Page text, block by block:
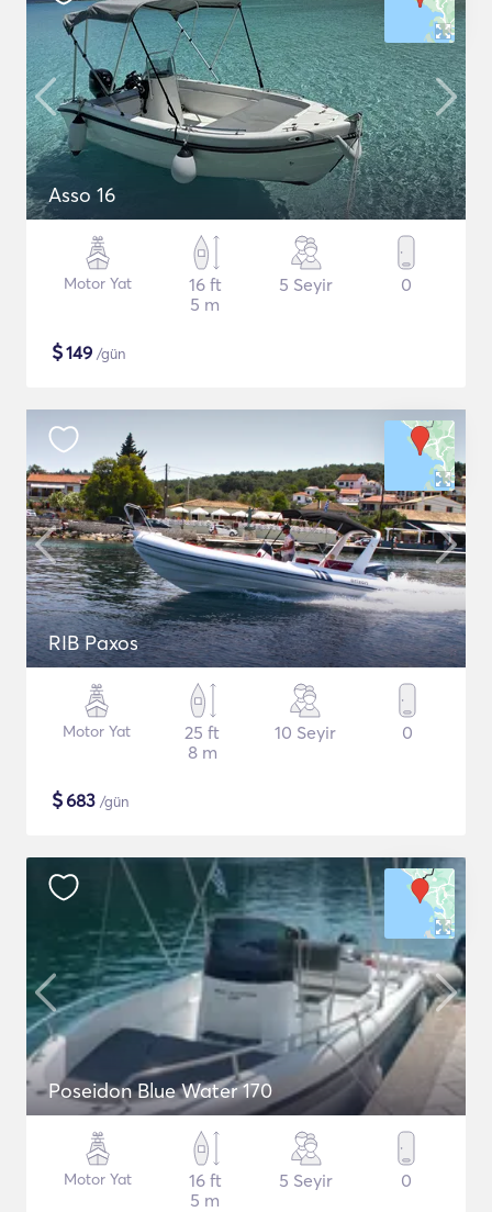
Asso 16
Motor Yat
16 ft
5 m
5 Seyir 0
$149 /gün
RIB Paxos
Motor Yat
25 ft
8 m
10 Seyir 0
$683 /gün
Poseidon Blue Water 170
Motor Yat
16 ft
5 m
5 Seyir 0